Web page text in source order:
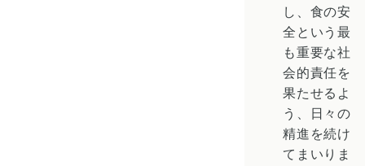
し、食の安
全という最
も重要な社
会的責任を
果たせるよ
う、日々の
精進を続け
てまいりま